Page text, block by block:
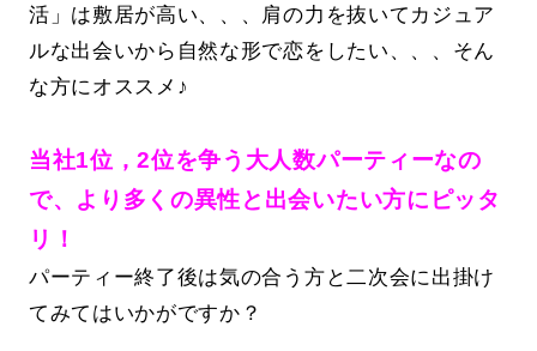
活」は敷居が高い、、、肩の力を抜いてカジュア
ルな出会いから自然な形で恋をしたい、、、そん
な方にオススメ♪
当社1位，2位を争う大人数パーティーなの
で、より多くの異性と出会いたい方にピッタ
リ！
パーティー終了後は気の合う方と二次会に出掛け
てみてはいかがですか？